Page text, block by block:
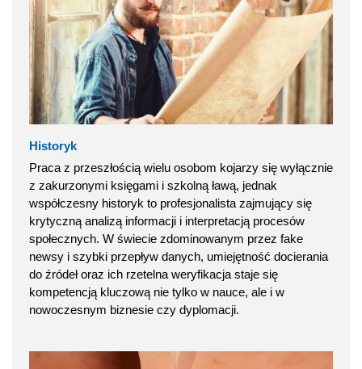
Historyk
Praca z przeszłością wielu osobom kojarzy się wyłącznie
z zakurzonymi księgami i szkolną ławą, jednak
współczesny historyk to profesjonalista zajmujący się
krytyczną analizą informacji i interpretacją procesów
społecznych. W świecie zdominowanym przez fake
newsy i szybki przepływ danych, umiejętność docierania
do źródeł oraz ich rzetelna weryfikacja staje się
kompetencją kluczową nie tylko w nauce, ale i w
nowoczesnym biznesie czy dyplomacji.